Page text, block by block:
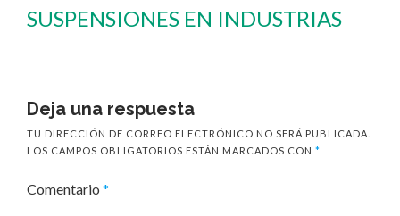
SUSPENSIONES EN INDUSTRIAS
Deja una respuesta
TU DIRECCIÓN DE CORREO ELECTRÓNICO NO SERÁ PUBLICADA.
LOS CAMPOS OBLIGATORIOS ESTÁN MARCADOS CON *
Comentario *